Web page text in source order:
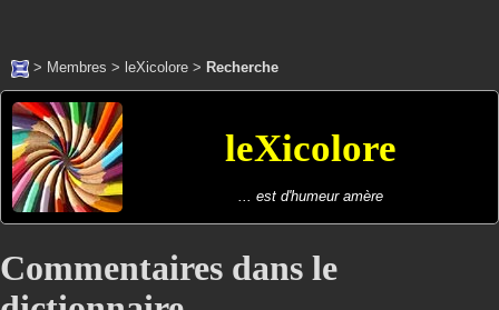
> Membres > leXicolore > Recherche
leXicolore
... est d'humeur amère
Commentaires dans le